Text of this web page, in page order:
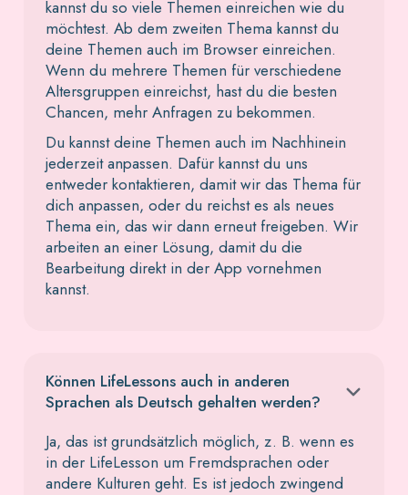
kannst du so viele Themen einreichen wie du
möchtest. Ab dem zweiten Thema kannst du
deine Themen auch im Browser einreichen.
Wenn du mehrere Themen für verschiedene
Altersgruppen einreichst, hast du die besten
Chancen, mehr Anfragen zu bekommen.
Du kannst deine Themen auch im Nachhinein
jederzeit anpassen. Dafür kannst du uns
entweder kontaktieren, damit wir das Thema für
dich anpassen, oder du reichst es als neues
Thema ein, das wir dann erneut freigeben. Wir
arbeiten an einer Lösung, damit du die
Bearbeitung direkt in der App vornehmen
kannst.
Können LifeLessons auch in anderen
Sprachen als Deutsch gehalten werden?
Ja, das ist grundsätzlich möglich, z. B. wenn es
in der LifeLesson um Fremdsprachen oder
andere Kulturen geht. Es ist jedoch zwingend